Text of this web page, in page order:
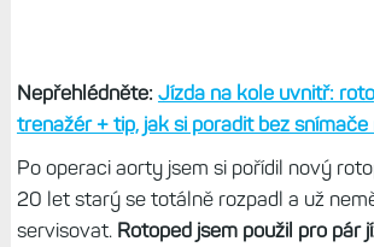
Nepřehlédněte: Jízda na kole uvnitř:
trenažér + tip, jak si poradit bez
Po operaci aorty jsem si pořídil nový
20 let starý se totálně rozpadl a už
servisovat. Rotoped jsem použil pro pár